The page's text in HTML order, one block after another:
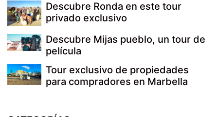
Descubre Ronda en este tour
privado exclusivo
Descubre Mijas pueblo, un tour de
película
Tour exclusivo de propiedades
para compradores en Marbella